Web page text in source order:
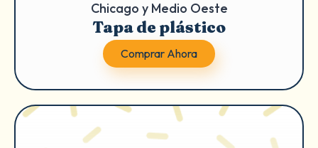
Chicago y Medio Oeste
Tapa de plástico
Comprar Ahora